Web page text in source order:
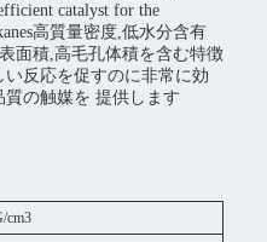
catalyst for the
高質量密度,低水分含有
面積,高毛孔体積を含む特徴
反応を促すのに非常に効
の触媒を 提供します
cm3